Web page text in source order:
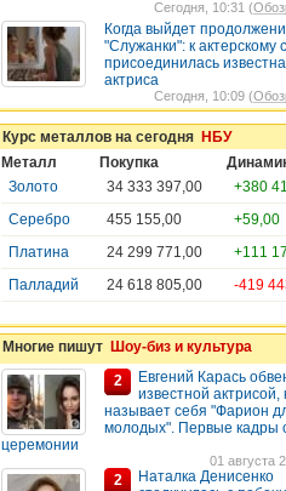
Сегодня, 10:31 (
Когда выйдет
"Служанки": к актерскому
присоединилась
актриса
Сегодня, 10:09 (
Курс металлов на сегодня НБУ
Металл
Покупка
Золото
34 333 397,00
+380
Серебро
455 155,00
+59,00
Платина
24 299 771,00
+111
Палладий
24 618 805,00
-419
Многие пишут Шоу-биз и культура
2
Евгений Карась
известной актрисой,
называет себя "Фарион
молодых". Первые кадры
церемонии
01 августа
2
Наталка Денисенко